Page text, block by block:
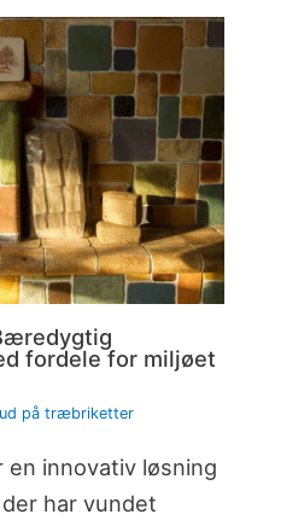
fordele for miljøet
på træbriketter
innovativ løsning
har vundet